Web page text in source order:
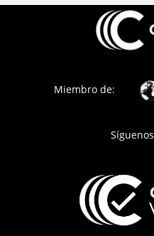
páginaMiembro de:
Síguenos